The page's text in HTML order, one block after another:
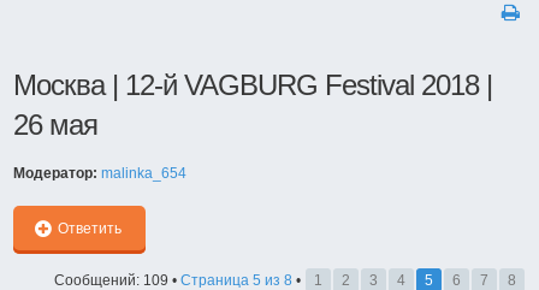
Москва | 12-й VAGBURG Festival 2018 |
26 мая
Модератор: malinka_654
Ответить
Сообщений: 109 • Страница 5 из 8 • 1 2 3 4 5 6 7 8